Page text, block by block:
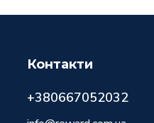
Контакти
+380667052032